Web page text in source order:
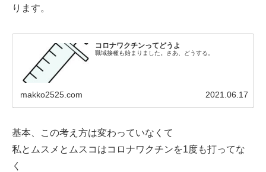
ります。
コロナワクチンってどうよ
職域接種も始まりました。さあ、どうする。
makko2525.com 2021.06.17
基本、この考え方は変わっていなくて
私とムスメとムスコはコロナワクチンを1度も打ってな
く